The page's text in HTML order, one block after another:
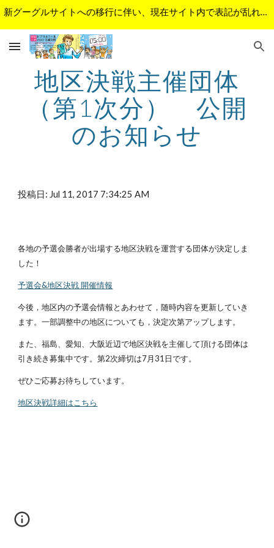
新グーグルサイトへの移行に伴い、現在サイト内で表記が乱れているページがあります。順次修正予定です。ご不便をおかけして申し訳ございません。
地区決戦主催団体
（第1次分）　公開
のお知らせ
投稿日: Jul 11, 2017 7:34:25 AM
各地の予選会勝者が出場する地区決戦を運営する団体が決定しま
した！
予選会&地区決戦 開催情報
今後，地区内の予選会情報とあわせて，随時内容を更新していき
ます。一部調整中の地区についても，決定次第アップします。
また、福島、愛知、大阪近辺で地区決戦を主催して頂ける団体は
引き続き募集中です。第2次締切は7月31日です。
ぜひご応募お待ちしています。
地区決戦詳細はこちら